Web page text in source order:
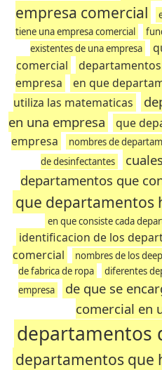
empresa comercial
tiene una empresa comercial
existentes de una empresa
comercial
empresa
en que
utiliza las matematicas
en una empresa
que
empresa
nombres de
de desinfectantes
departamentos que
que departamentos
en que consiste cada
identificacion de los
comercial
nombres de los
de fabrica de ropa
diferentes
empresa
de que se
comercial en
departamentos
departamentos que